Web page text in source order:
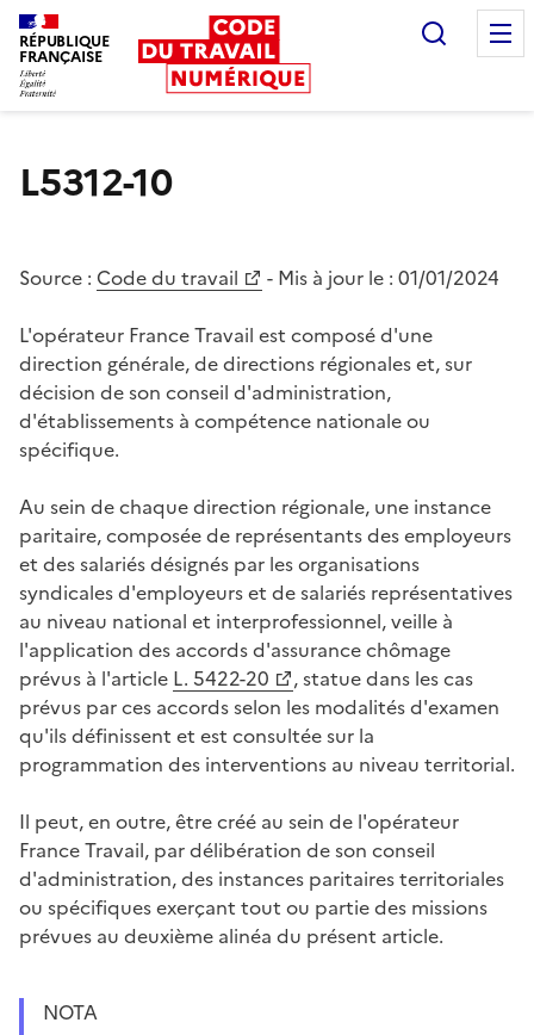
RÉPUBLIQUE
FRANÇAISE
L5312-10
Source : Code du travail - Mis à jour le : 01/01/2024
L'opérateur France Travail est composé d'une
direction générale, de directions régionales et, sur
décision de son conseil d'administration,
d'établissements à compétence nationale ou
spécifique.
Au sein de chaque direction régionale, une instance
paritaire, composée de représentants des employeurs
et des salariés désignés par les organisations
syndicales d'employeurs et de salariés représentatives
au niveau national et interprofessionnel, veille à
l'application des accords d'assurance chômage
prévus à l'article L. 5422-20
, statue dans les cas
prévus par ces accords selon les modalités d'examen
qu'ils définissent et est consultée sur la
programmation des interventions au niveau territorial.
Il peut, en outre, être créé au sein de l'opérateur
France Travail, par délibération de son conseil
d'administration, des instances paritaires territoriales
ou spécifiques exerçant tout ou partie des missions
prévues au deuxième alinéa du présent article.
NOTA